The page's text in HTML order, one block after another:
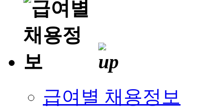
급여별 채용정보